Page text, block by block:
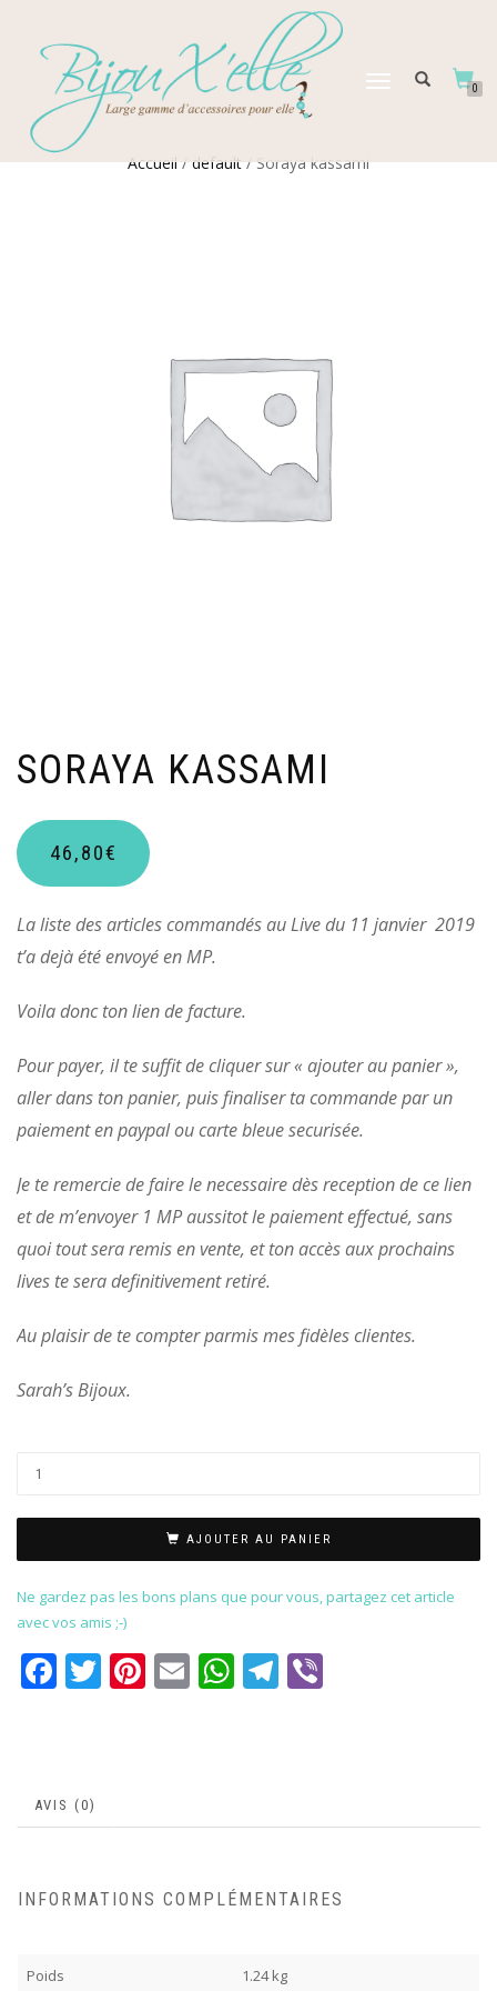
DÉPLIER
0
Accueil/default/ Soraya kassami
SORAYA KASSAMI
46,80€
La liste des articles commandés au Live du 11 janvier 2019
t’a dejà été envoyé en MP.
Voila donc ton lien de facture.
Pour payer, il te suffit de cliquer sur « ajouter au panier »,
aller dans ton panier, puis finaliser ta commande par un
paiement en paypal ou carte bleue securisée.
Je te remercie de faire le necessaire dès reception de ce lien
et de m’envoyer 1 MP aussitot le paiement effectué, sans
quoi tout sera remis en vente, et ton accès aux prochains
lives te sera definitivement retiré.
Au plaisir de te compter parmis mes fidèles clientes.
Sarah’s Bijoux.
AJOUTER AU PANIER
Ne gardez pas les bons plans que pour vous, partagez cet article
avec vos amis ;-)
Facebook
Twitter
Pinterest
EmailWhatsApp
Telegram
AVIS (0)
INFORMATIONS COMPLÉMENTAIRES
Poids 1.24 kg